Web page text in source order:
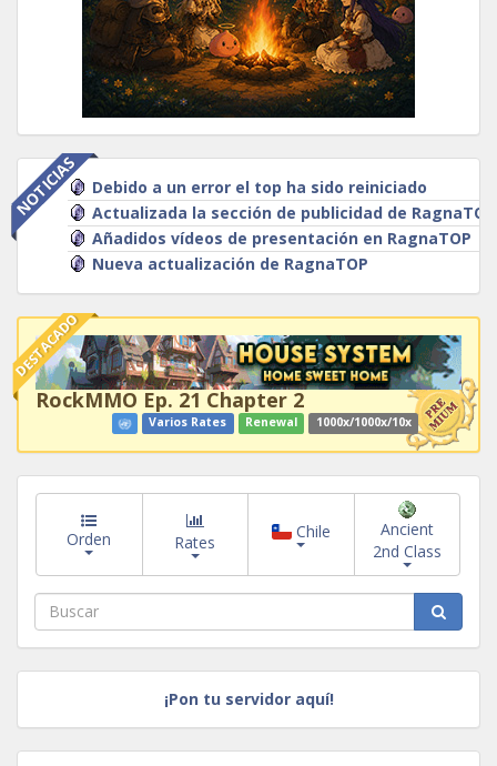
NOTICIAS
Debido a un error el top ha sido reiniciado
Actualizada la sección de publicidad de RagnaTOP
Añadidos vídeos de presentación en RagnaTOP
Nueva actualización de RagnaTOP
DESTACADO
RockMMO Ep. 21 Chapter 2
Varios Rates Renewal 1000x/1000x/10x
Orden Rates
Chile
Ancient
2nd Class
¡Pon tu servidor aquí!